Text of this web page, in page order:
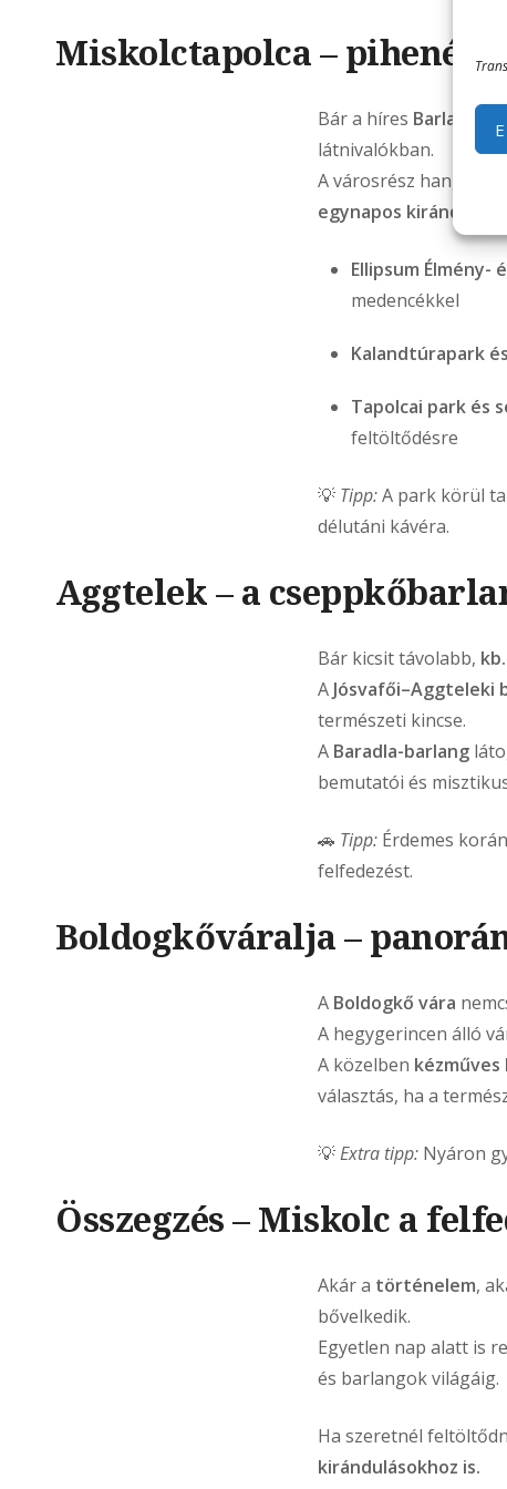
Miskolctapolca – pihenés
Bár a híres
látnivalókban.
A városrész
egynapos kirándulásra
Ellipsum Élmény-
medencékkel
Kalandtúrapark
Tapolcai park és
feltöltődésre
💡 Tipp:A park körül
délutáni kávéra.
Aggtelek – a
Bár kicsit távolabb,
A Jósvafői–Aggteleki
természeti kincse.
A Baradla-barlang
bemutatói és
🚗 Tipp: Érdemes
felfedezést.
Boldogkőváralja –
A Boldogkő vára
A hegygerincen álló
A közelben
választás, ha a
💡Extra tipp: Nyáron
Összegzés – Miskolc a
Akár a történelem,
bővelkedik.
Egyetlen nap alatt is
és barlangok világáig.
Ha szeretnél
kirándulásokhoz is.